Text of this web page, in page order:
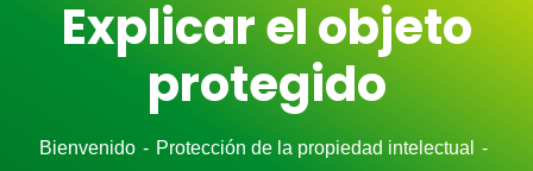
Explicar el objeto
protegido
Bienvenido
Protección de la propiedad intelectual